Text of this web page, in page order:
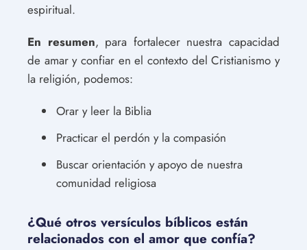
espiritual.
En resumen, para fortalecer nuestra capacidad
de amar y confiar en el contexto del Cristianismo y
la religión, podemos:
Orar y leer la Biblia
Practicar el perdón y la compasión
Buscar orientación y apoyo de nuestra
comunidad religiosa
¿Qué otros versículos bíblicos están
relacionados con el amor que confía?